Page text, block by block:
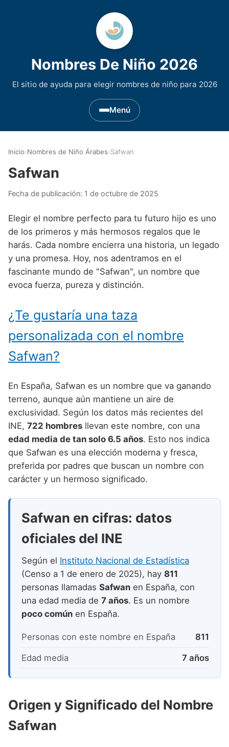
Nombres De Niño 2026
El sitio de ayuda para elegir nombres de niño para 2026
Menú
Nombres de niño que empiezan por D
Nombres de niño que empiezan por E
Nombres de niño que empiezan por F
Nombres de niño que empiezan por G
Nombres de niño que empiezan por I
Nombres de niño que empiezan por J
Nombres de niño que empiezan por K
Nombres de niño que empiezan por L
Nombres de niño que empiezan por M
Nombres de niño que empiezan por N
Nombres de niño que empiezan por O
Nombres de niño que empiezan por P
Nombres de niño que empiezan por Q
Nombres de niño que empiezan por S
Nombres de niño que empiezan por T
Nombres de niño que empiezan por U
Nombres de niño que empiezan por V
Nombres de niño que empiezan por W
Nombres de niño que empiezan por Y
Nombres de niño que empiezan por Z
Nombres de Niño Asturianos
Nombres de Niño Baleares
Nombres de Niño Canarios
Nombres de Niño Cantabros
Nombres de Niño Extremeños
Nombres de Niño Madrileños
Nombres de Niño Murcianos
Nombres de Niño Navarros
Nombres de Niño Riojanos
Nombres de Niño Valencianos
Nombres de Niño Vascos
Nombres de Niño Celtas
Nombres de Niño Egipcios
Nombres de Niño Griegos
Nombres de Niño Mitologicos
Nombres de Niño Alemanes
Nombres de Niño Americanos
Nombres de Niño Arabes
Nombres de Niño Chinos
Nombres de Niño Franceses
Nombres de Niño Hispanoamericanos
Nombres de Niño Japoneses
Nombres de Niño Judíos
Nombres de Niño Marroquíes
Nombres de Niño Portugueses
Nombres de Niño Rumanos
Buscar
Inicio›Nombres de Niño Árabes›Safwan
Safwan
Fecha de publicación: 1 de octubre de 2025
Elegir el nombre perfecto para tu futuro hijo es uno
de los primeros y más hermosos regalos que le
harás. Cada nombre encierra una historia, un legado
y una promesa. Hoy, nos adentramos en el
fascinante mundo de "Safwan", un nombre que
evoca fuerza, pureza y distinción.
¿Te gustaría una taza
personalizada con el nombre
Safwan?
En España, Safwan es un nombre que va ganando
terreno, aunque aún mantiene un aire de
exclusividad. Según los datos más recientes del
INE, 722 hombres llevan este nombre, con una
edad media de tan solo 6.5 años. Esto nos indica
que Safwan es una elección moderna y fresca,
preferida por padres que buscan un nombre con
carácter y un hermoso significado.
Safwan en cifras: datos
oficiales del INE
Según el Instituto Nacional de Estadística
(Censo a 1 de enero de 2025), hay 811
personas llamadas Safwan en España, con
una edad media de 7 años. Es un nombre
poco común en España.
Personas con este nombre en España 811
Edad media 7 años
Origen y Significado del Nombre
Safwan